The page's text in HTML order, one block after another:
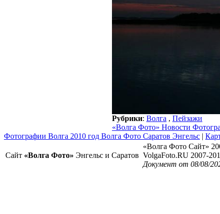
Рубрики: Волга , Пейзажи
«Волга Фото» Новости
Фотографии Волга 2010 год Волга Фото Саратов Энгельс |
Сайт «Волга Фото» Энгельс и Саратов
«Волга Фото Сайт»
VolgaFoto.RU 2007-
Документ от 08/08/